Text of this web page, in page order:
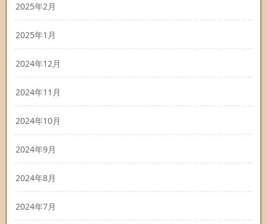
2025年2月
2025年1月
2024年12月
2024年11月
2024年10月
2024年9月
2024年8月
2024年7月